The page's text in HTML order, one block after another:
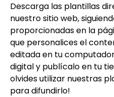
Descarga las plantillas
nuestro sitio web,
proporcionadas en la
que personalices el
editada en tu
digital y publícalo en tu
olvides utilizar nuestras
para difundirlo!